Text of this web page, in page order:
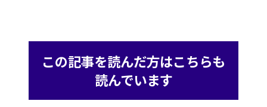
この記事を読んだ方はこちらも
読んでいます